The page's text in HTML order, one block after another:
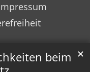
beim ✕